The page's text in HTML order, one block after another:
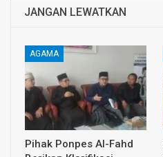
JANGAN LEWATKAN
AGAMA
Pihak Ponpes Al-Fahd